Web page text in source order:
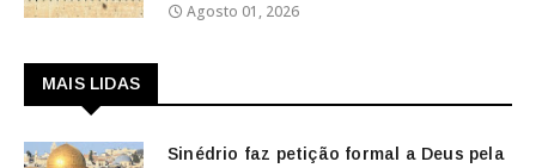
Agosto 01, 2026
MAIS LIDAS
Sinédrio faz petição formal a Deus pela